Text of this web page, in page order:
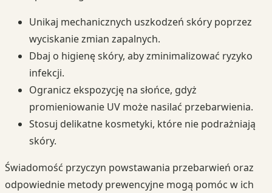
Unikaj mechanicznych uszkodzeń skóry poprzez
wyciskanie zmian zapalnych.
Dbaj o higienę skóry, aby zminimalizować ryzyko
infekcji.
Ogranicz ekspozycję na słońce, gdyż
promieniowanie UV może nasilać przebarwienia.
Stosuj delikatne kosmetyki, które nie podrażniają
skóry.
Świadomość przyczyn powstawania przebarwień oraz
odpowiednie metody prewencyjne mogą pomóc w ich